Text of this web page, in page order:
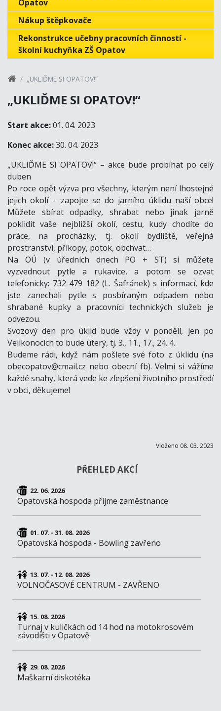
Opatov
Nákup štěpkovače
Rekonstrukce učebny pracovních činností -
školní kuchyňka ZŠ Opatov
„UKLIĎME SI OPATOV!“
„UKLIĎME SI OPATOV!“
Start akce:01. 04. 2023
Konec akce:30. 04. 2023
„UKLIĎME SI OPATOV!“ – akce bude probíhat po celý
duben
Po roce opět výzva pro všechny, kterým není lhostejné
jejich okolí – zapojte se do jarního úklidu naší obce!
Můžete sbírat odpadky, shrabat nebo jinak jarně
poklidit vaše nejbližší okolí, cestu, kudy chodíte do
práce, na procházky, tj. okolí bydliště, veřejná
prostranství, příkopy, potok, obchvat…
Na OÚ (v úředních dnech PO + ST) si můžete
vyzvednout pytle a rukavice, a potom se ozvat
telefonicky: 732 479 182 (L. Šafránek) s informací, kde
jste zanechali pytle s posbíraným odpadem nebo
shrabané kupky a pracovníci technických služeb je
odvezou.
Svozový den pro úklid bude vždy v pondělí, jen po
Velikonocích to bude úterý, tj. 3., 11., 17., 24. 4.
Budeme rádi, když nám pošlete své foto z úklidu (na
obecopatov@cmail.cz nebo obecní fb). Velmi si vážíme
každé snahy, která vede ke zlepšení životního prostředí
v obci, děkujeme!
Vloženo 08. 03. 2023
PŘEHLED AKCÍ
22. 06. 2026
Opatovská hospoda přijme zaměstnance
01. 07. - 31. 08. 2026
Opatovská hospoda - Bowling zavřeno
13. 07. - 12. 08. 2026
VOLNOČASOVÉ CENTRUM - ZAVŘENO
15. 08. 2026
Turnaj v kuličkách od 14 hod na motokrosovém
závodišti v Opatově
29. 08. 2026
Maškarní diskotéka